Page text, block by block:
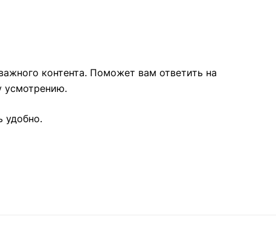
контента. Поможет вам ответить на
усмотрению.
удобно.